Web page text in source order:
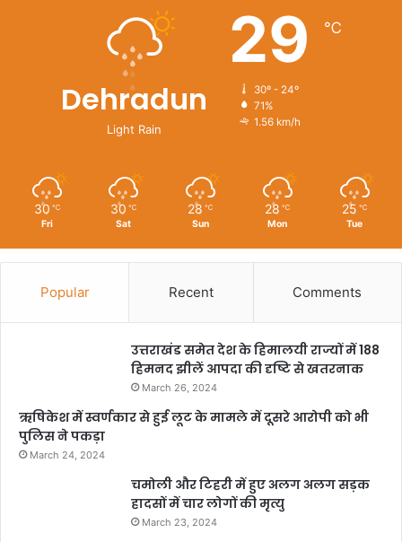
Dehradun
Light Rain
29 ℃
30º - 24º
71%
1.56 km/h
30 ℃
Fri
30 ℃
Sat
28 ℃
Sun
28 ℃
Mon
25 ℃
Tue
Popular Recent Comments
उत्तराखंड समेत देश के हिमालयी राज्यों में 188
हिमनद झीलें आपदा की दृष्टि से खतरनाक
March 26, 2024
ऋषिकेश में स्वर्णकार से हुई लूट के मामले में दूसरे आरोपी को भी
पुलिस ने पकड़ा
March 24, 2024
चमोली और टिहरी में हुए अलग अलग सड़क
हादसों में चार लोगों की मृत्यु
March 23, 2024